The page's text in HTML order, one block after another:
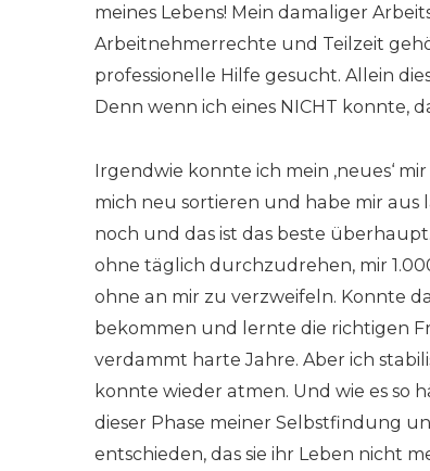
meines Lebens! Mein damaliger
Arbeitnehmerrechte und Teilzeit
professionelle Hilfe gesucht. Allein
Denn wenn ich eines NICHT konnte,
Irgendwie konnte ich mein ‚neues‘
mich neu sortieren und habe mir
noch und das ist das beste
ohne täglich durchzudrehen, mir
ohne an mir zu verzweifeln. Konnte
bekommen und lernte die richtigen
verdammt harte Jahre. Aber ich
konnte wieder atmen. Und wie es so
dieser Phase meiner Selbstfindung
entschieden, das sie ihr Leben nicht